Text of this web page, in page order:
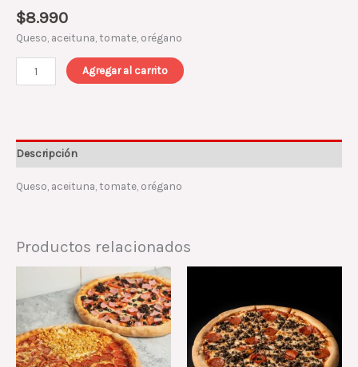
$8.990
Queso, aceituna, tomate, orégano
Agregar al carrito
Descripción
Queso, aceituna, tomate, orégano
Productos relacionados